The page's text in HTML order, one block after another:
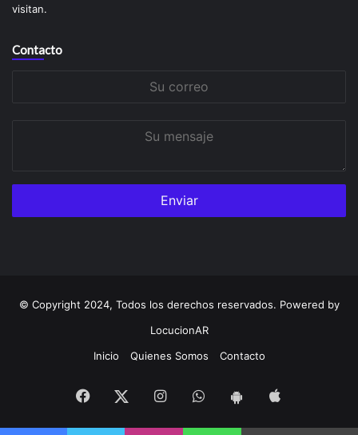
visitan.
Contacto
© Copyright 2024, Todos los derechos reservados. Powered by
LocucionAR
Inicio
Quienes Somos Contacto
Facebook
TwitterInstagramWhatsapp